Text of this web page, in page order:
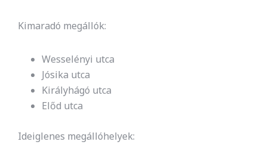
Kimaradó megállók:
Wesselényi utca
Jósika utca
Királyhágó utca
Előd utca
Ideiglenes megállóhelyek: